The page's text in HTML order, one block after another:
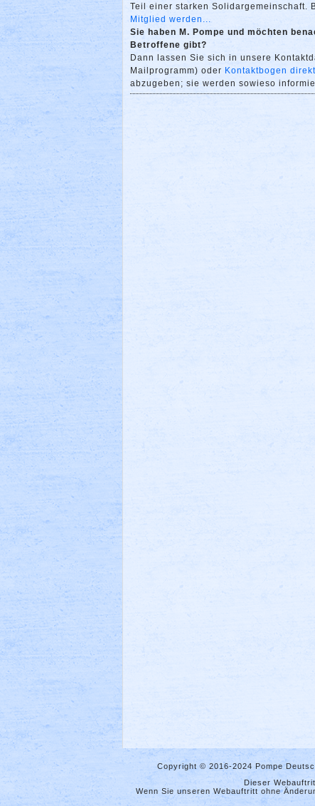
Teil einer starken
Mitglied werden...
Sie haben M. Pompe und möchten
Betroffene gibt?
Dann lassen Sie sich in unsere
Mailprogramm) oder Kontaktbogen
abzugeben; sie werden sowieso
Copyright © 2016-2024 Pompe
Dieser
Wenn Sie unseren Webauftritt ohne